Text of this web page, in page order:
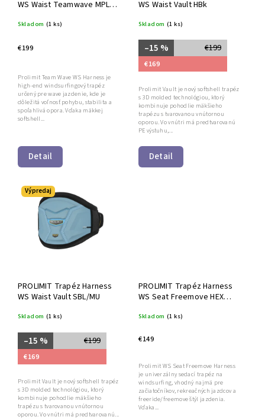
WS Waist Teamwave MPL
Skladom (1 ks)
€199
Detail
Prolimit Team Wave WS Harness je
high-end windsurfingový trapéz
určený pre wave jazdenie, kde je
dôležitá voľnosť pohybu, stabilita a
spoľahlivá opora. Vďaka mäkkej
softshell...
WS Waist Vault HBk
Skladom (1 ks)
€199
–15 %
€169
Detail
Prolimit Vault je nový softshell trapéz
s 3D molded technológiou, ktorý
kombinuje pohodlie mäkšieho
trapézu s tvarovanou vnútornou
oporou. Vo vnútri má predtvarovanú
PE výstuhu,...
Výpredaj
PROLIMIT Trapéz Harness
WS Waist Vault SBL/MU
Skladom (1 ks)
€199
–15 %
€169
Prolimit Vault je nový softshell trapéz
s 3D molded technológiou, ktorý
kombinuje pohodlie mäkšieho
trapézu s tvarovanou vnútornou
oporou. Vo vnútri má predtvarovanú...
PROLIMIT Trapéz Harness
WS Seat Freemove HEX
Skladom (1 ks)
€149
Prolimit WS Seat Freemove Harness
je univerzálny sedací trapéz na
windsurfing, vhodný najmä pre
začiatočníkov, rekreačných jazdcov a
freeride/freemove štýl jazdenia.
Vďaka...